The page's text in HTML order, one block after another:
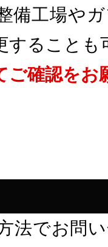
備工場や
することも
確認をお
法でお問